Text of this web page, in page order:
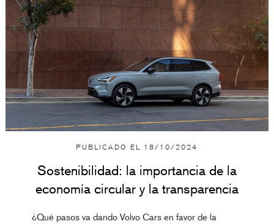
PUBLICADO EL 18/10/2024
Sostenibilidad: la importancia de la
economía circular y la transparencia
¿Qué pasos va dando Volvo Cars en favor de la